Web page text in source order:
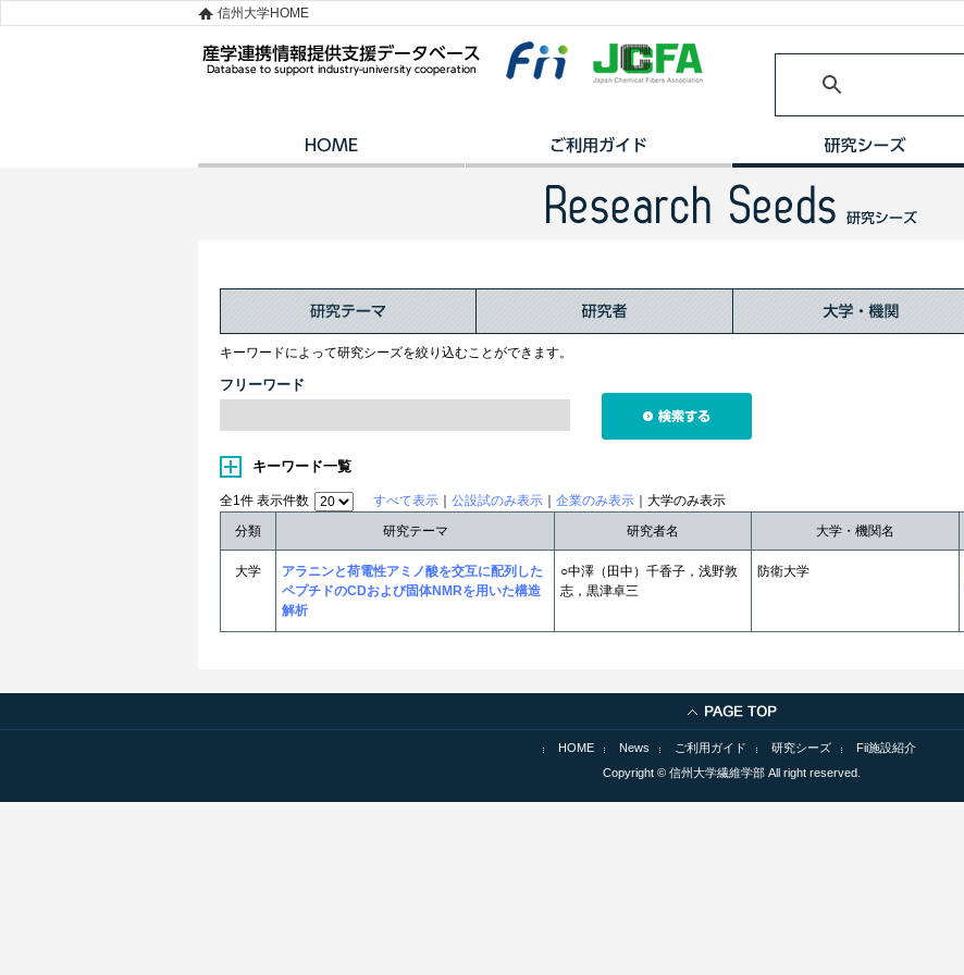
信州大学HOME
キーワードによって研究シーズを絞り込むことができます。
フリーワード
キーワード一覧
全1件 表示件数 すべて表示 公設試のみ表示 企業のみ表示 ｜大学のみ表示
分類 研究テーマ 研究者名 大学・機関名
大学
アラニンと荷電性アミノ酸を交互に配列した
ペプチドのCDおよび固体NMRを用いた構造
解析
○中澤（田中）千香子，浅野敦
志，黒津卓三
防衛大学
HOME News ご利用ガイド 研究シーズ
Fii施設紹介
Copyright © 信州大学繊維学部 All right reserved.